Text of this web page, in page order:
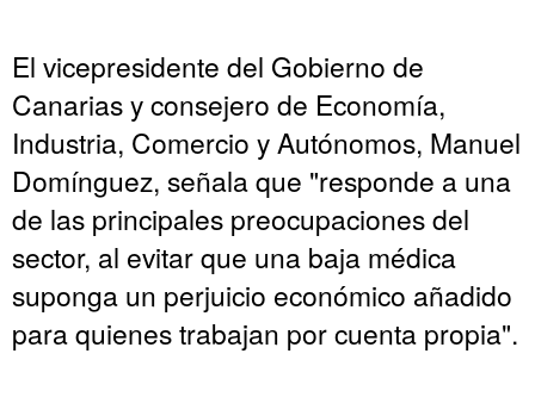
El vicepresidente del Gobierno de
Canarias y consejero de Economía,
Industria, Comercio y Autónomos, Manuel
Domínguez, señala que "responde a una
de las principales preocupaciones del
sector, al evitar que una baja médica
suponga un perjuicio económico añadido
para quienes trabajan por cuenta propia".